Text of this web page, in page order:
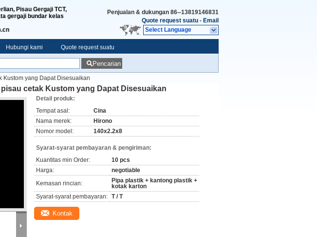
Pisau Gergaji TCT,
gergaji bundar kelas
Penjualan & dukungan 86--13819146831
Quote request suatu - Email
Select Language
Hubungi kami Quote request suatu
Pencarian
Kustom yang Dapat Disesuaikan
cetak Kustom yang Dapat Disesuaikan
Detail produk:
Tempat asal:
Cina
Nama merek:
Hirono
Nomor model:
140x2.2x8
Syarat-syarat pembayaran & pengiriman:
Kuantitas min Order:
10 pcs
Harga:
negotiable
Kemasan rincian:
Pipa plastik + kantong plastik +
kotak karton
Syarat-syarat pembayaran: T / T
Kontak